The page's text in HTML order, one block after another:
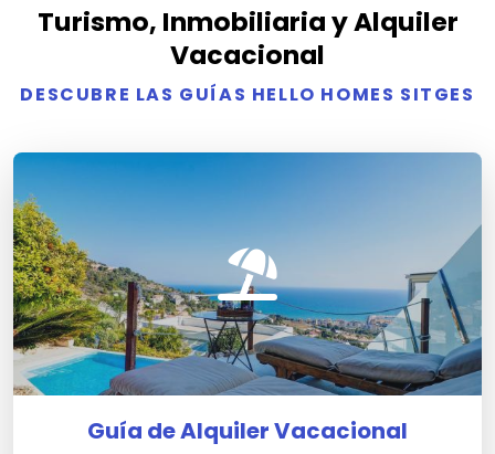
Turismo, Inmobiliaria y Alquiler
Vacacional
DESCUBRE LAS GUÍAS HELLO HOMES SITGES
Guía de Alquiler Vacacional